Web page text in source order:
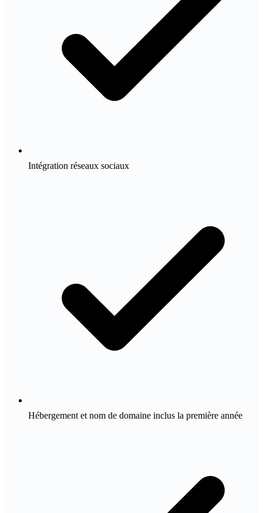
Intégration réseaux sociaux
Hébergement et nom de domaine inclus la première année